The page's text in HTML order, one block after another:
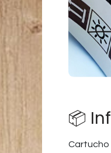
📦
Cartucho